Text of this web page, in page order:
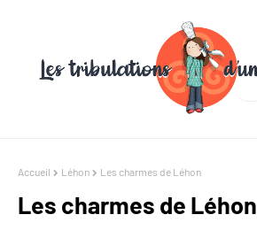
Accueil Léhon Les charmes de Léhon
Les charmes de Léhon